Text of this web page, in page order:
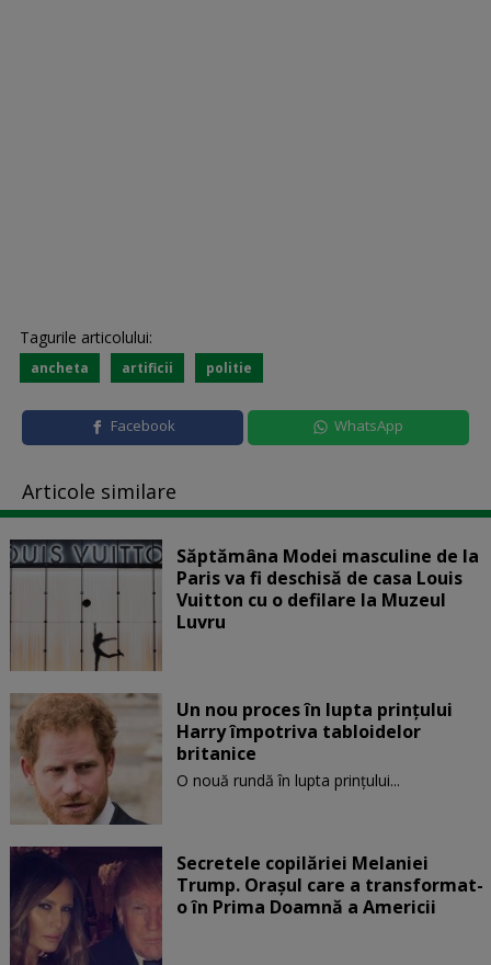
Tagurile articolului:
ancheta artificii politie
Facebook WhatsApp
Articole similare
Săptămâna Modei masculine de la
Paris va fi deschisă de casa Louis
Vuitton cu o defilare la Muzeul
Luvru
Un nou proces în lupta prinţului
Harry împotriva tabloidelor
britanice
O nouă rundă în lupta prinţului...
Secretele copilăriei Melaniei
Trump. Orașul care a transformat-
o în Prima Doamnă a Americii